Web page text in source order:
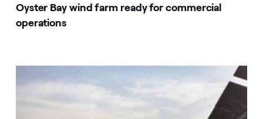
Oyster Bay wind farm ready for commercial
operations